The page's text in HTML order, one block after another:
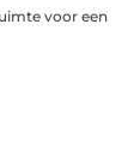
voor een